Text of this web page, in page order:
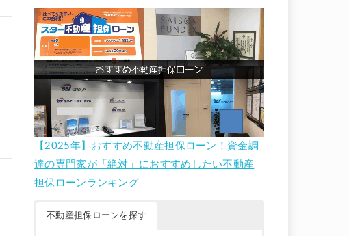
【2025年】おすすめ不動産担保ローン！資金調
達の専門家が「絶対」におすすめしたい不動産
担保ローンランキング
不動産担保ローンを探す